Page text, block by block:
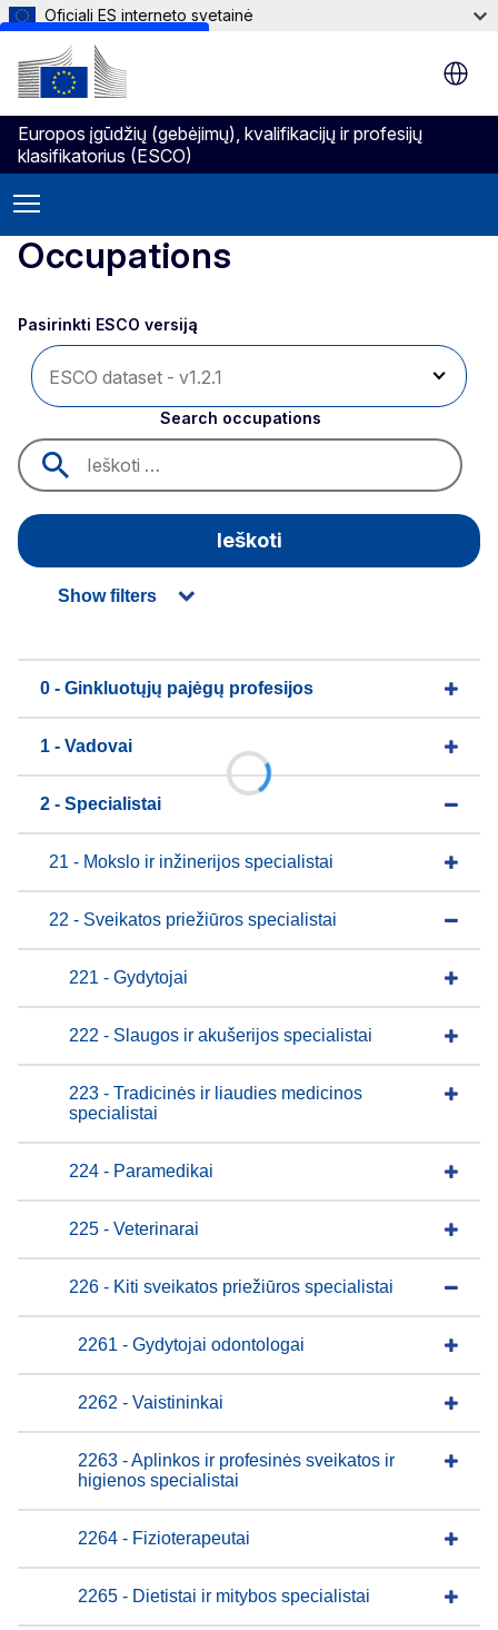
Skip to main content
Oficiali ES interneto svetainė
Europos įgūdžių (gebėjimų), kvalifikacijų ir profesijų
klasifikatorius (ESCO)
Occupations
Pasirinkti ESCO versiją
Search occupations
Ieškoti
Show filters
0 - Ginkluotųjų pajėgų profesijos
1 - Vadovai
2 - Specialistai
21 - Mokslo ir inžinerijos specialistai
22 - Sveikatos priežiūros specialistai
221 - Gydytojai
222 - Slaugos ir akušerijos specialistai
223 - Tradicinės ir liaudies medicinos
specialistai
224 - Paramedikai
225 - Veterinarai
226 - Kiti sveikatos priežiūros specialistai
2261 - Gydytojai odontologai
2262 - Vaistininkai
2263 - Aplinkos ir profesinės sveikatos ir
higienos specialistai
2264 - Fizioterapeutai
2265 - Dietistai ir mitybos specialistai